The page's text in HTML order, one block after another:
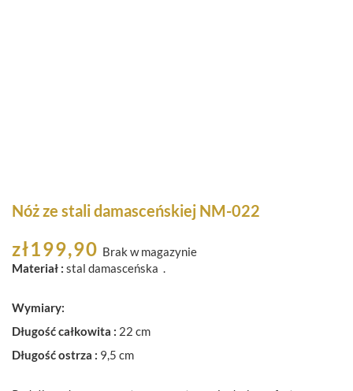
Nóż ze stali damasceńskiej NM-022
zł199,90 Brak w magazynie
Materiał : stal damasceńska .
Wymiary:
Długość całkowita : 22 cm
Długość ostrza : 9,5 cm